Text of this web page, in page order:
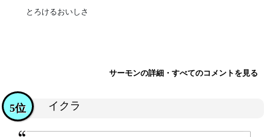
とろけるおいしさ
サーモンの詳細・すべてのコメントを見る
イクラ
5位